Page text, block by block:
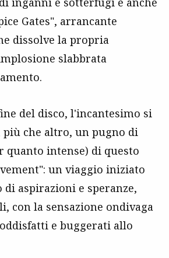
Gates", arrancante
dissolve la propria
slabbrata
del disco, l'incantesimo si
più che altro, un pugno di
quanto intense) di questo
un viaggio iniziato
di aspirazioni e speranze,
con la sensazione ondivaga
e buggerati allo